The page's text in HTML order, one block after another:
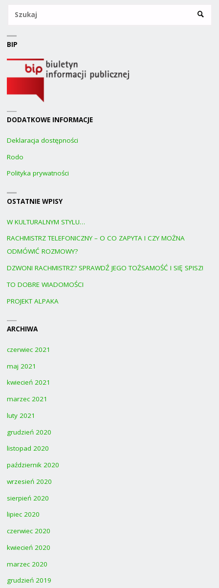
BIP
DODATKOWE INFORMACJE
Deklaracja dostępności
Rodo
Polityka prywatności
OSTATNIE WPISY
W KULTURALNYM STYLU…
RACHMISTRZ TELEFONICZNY – O CO ZAPYTA I CZY MOŻNA
ODMÓWIĆ ROZMOWY?
DZWONI RACHMISTRZ? SPRAWDŹ JEGO TOŻSAMOŚĆ I SIĘ SPISZ!
TO DOBRE WIADOMOŚCI
PROJEKT ALPAKA
ARCHIWA
czerwiec 2021
maj 2021
kwiecień 2021
marzec 2021
luty 2021
grudzień 2020
listopad 2020
październik 2020
wrzesień 2020
sierpień 2020
lipiec 2020
czerwiec 2020
kwiecień 2020
marzec 2020
grudzień 2019